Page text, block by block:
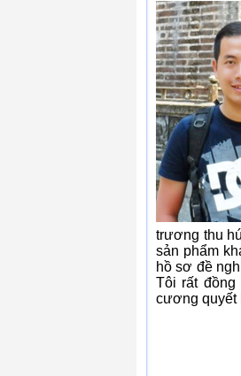
trương thu
sản phẩm
hồ sơ đề
Tôi rất
cương quyết